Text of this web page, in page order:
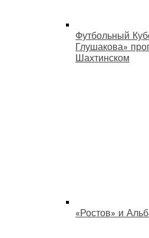
Футбольный
Глушакова»
Шахтинском
«Ростов» и